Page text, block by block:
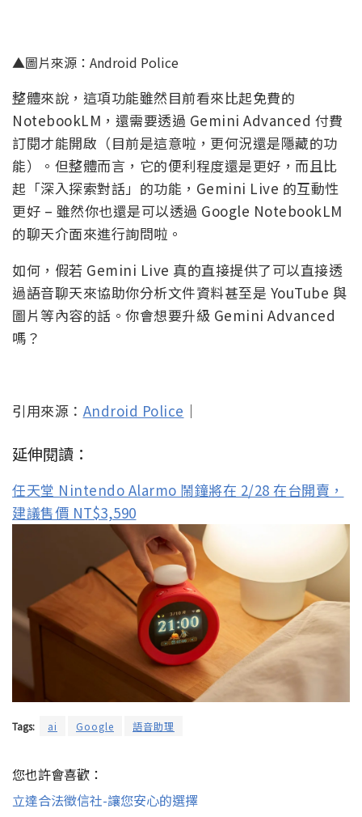
▲圖片來源：Android Police
整體來說，這項功能雖然目前看來比起免費的
NotebookLM，還需要透過 Gemini Advanced 付費
訂閱才能開啟（目前是這意啦，更何況還是隱藏的功
能）。但整體而言，它的便利程度還是更好，而且比
起「深入探索對話」的功能，Gemini Live 的互動性
更好 – 雖然你也還是可以透過 Google NotebookLM
的聊天介面來進行詢問啦。
如何，假若 Gemini Live 真的直接提供了可以直接透
過語音聊天來協助你分析文件資料甚至是 YouTube 與
圖片等內容的話。你會想要升級 Gemini Advanced
嗎？
引用來源： Android Police ｜
延伸閱讀：
任天堂 Nintendo Alarmo 鬧鐘將在 2/28 在台開賣，
建議售價 NT$3,590
Tags: ai Google 語音助理
您也許會喜歡：
立達合法徵信社-讓您安心的選擇